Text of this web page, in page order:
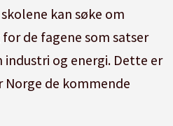
kan søke om
de fagene som satser
og energi. Dette er
de kommende